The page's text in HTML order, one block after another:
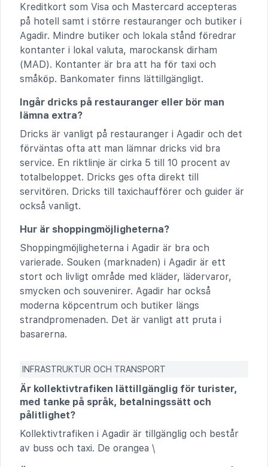
Kreditkort som Visa och Mastercard accepteras
på hotell samt i större restauranger och butiker i
Agadir. Mindre butiker och lokala stånd föredrar
kontanter i lokal valuta, marockansk dirham
(MAD). Kontanter är bra att ha för taxi och
småköp. Bankomater finns lättillgängligt.
Ingår dricks på restauranger eller bör man
lämna extra?
Dricks är vanligt på restauranger i Agadir och det
förväntas ofta att man lämnar dricks vid bra
service. En riktlinje är cirka 5 till 10 procent av
totalbeloppet. Dricks ges ofta direkt till
servitören. Dricks till taxichaufförer och guider är
också vanligt.
Hur är shoppingmöjligheterna?
Shoppingmöjligheterna i Agadir är bra och
varierade. Souken (marknaden) i Agadir är ett
stort och livligt område med kläder, lädervaror,
smycken och souvenirer. Agadir har också
moderna köpcentrum och butiker längs
strandpromenaden. Det är vanligt att pruta i
basarerna.
INFRASTRUKTUR OCH TRANSPORT
Är kollektivtrafiken lättillgänglig för turister,
med tanke på språk, betalningssätt och
pålitlighet?
Kollektivtrafiken i Agadir är tillgänglig och består
av buss och taxi. De orangea \